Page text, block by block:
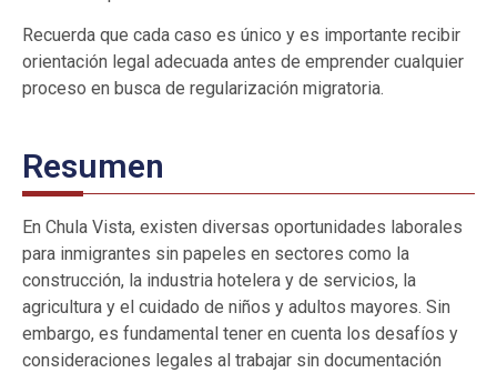
Recuerda que cada caso es único y es importante recibir
orientación legal adecuada antes de emprender cualquier
proceso en busca de regularización migratoria.
Resumen
En Chula Vista, existen diversas oportunidades laborales
para inmigrantes sin papeles en sectores como la
construcción, la industria hotelera y de servicios, la
agricultura y el cuidado de niños y adultos mayores. Sin
embargo, es fundamental tener en cuenta los desafíos y
consideraciones legales al trabajar sin documentación